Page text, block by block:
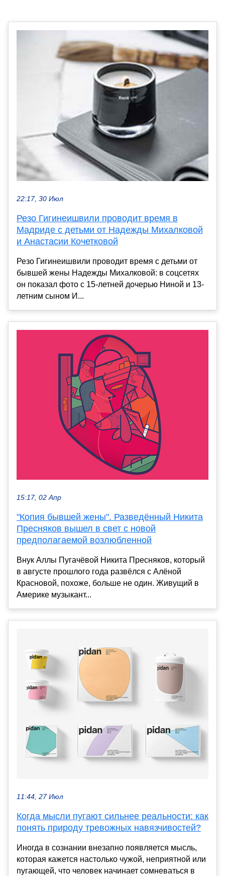
22:17, 30 Июл
Резо Гигинеишвили проводит время в
Мадриде с детьми от Надежды Михалковой
и Анастасии Кочетковой
Резо Гигинеишвили проводит время с детьми от
бывшей жены Надежды Михалковой: в соцсетях
он показал фото с 15-летней дочерью Ниной и 13-
летним сыном И...
15:17, 02 Апр
"Копия бывшей жены". Разведённый Никита
Пресняков вышел в свет с новой
предполагаемой возлюбленной
Внук Аллы Пугачёвой Никита Пресняков, который
в августе прошлого года развёлся с Алёной
Красновой, похоже, больше не один. Живущий в
Америке музыкант...
11:44, 27 Июл
Когда мысли пугают сильнее реальности: как
понять природу тревожных навязчивостей?
Иногда в сознании внезапно появляется мысль,
которая кажется настолько чужой, неприятной или
пугающей, что человек начинает сомневаться в